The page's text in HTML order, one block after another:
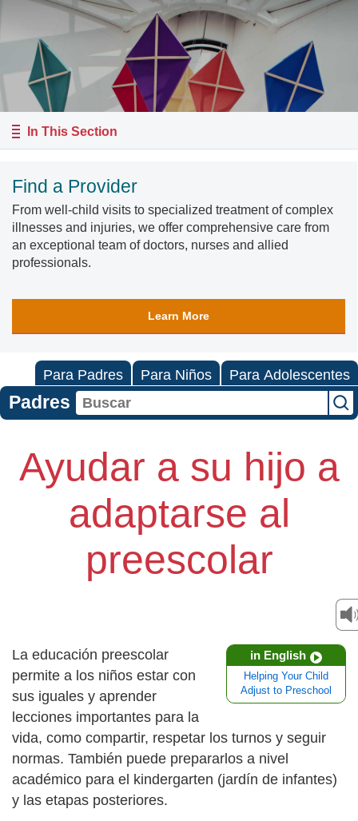
In This Section
Find a Provider
From well-child visits to specialized treatment of complex
illnesses and injuries, we offer comprehensive care from
an exceptional team of doctors, nurses and allied
professionals.
Learn More
Para Padres Para Niños Para Adolescentes
Padres
Ayudar a su hijo a
adaptarse al
preescolar
in English
Helping Your Child
Adjust to Preschool
La educación preescolar
permite a los niños estar con
sus iguales y aprender
lecciones importantes para la
vida, como compartir, respetar los turnos y seguir
normas. También puede prepararlos a nivel
académico para el kindergarten (jardín de infantes)
y las etapas posteriores.